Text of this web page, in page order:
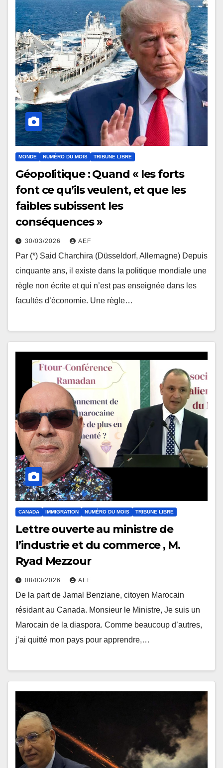
MONDE NUMÉRO DU MOIS TRIBUNE LIBRE
Géopolitique : Quand « les forts
font ce qu’ils veulent, et que les
faibles subissent les
conséquences »
30/03/2026 AEF
Par (*) Said Charchira (Düsseldorf, Allemagne) Depuis
cinquante ans, il existe dans la politique mondiale une
règle non écrite et qui n’est pas enseignée dans les
facultés d’économie. Une règle…
CANADA IMMIGRATION NUMÉRO DU MOIS TRIBUNE LIBRE
Lettre ouverte au ministre de
l’industrie et du commerce , M.
Ryad Mezzour
08/03/2026 AEF
De la part de Jamal Benziane, citoyen Marocain
résidant au Canada. Monsieur le Ministre, Je suis un
Marocain de la diaspora. Comme beaucoup d’autres,
j’ai quitté mon pays pour apprendre,…